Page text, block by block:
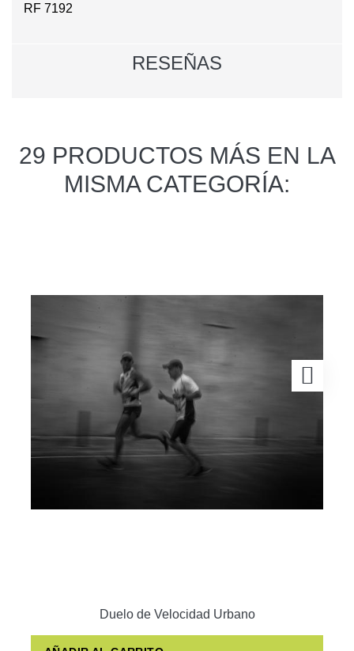
RF 7192
RESEÑAS
29 PRODUCTOS MÁS EN LA
MISMA CATEGORÍA:
Duelo de Velocidad Urbano